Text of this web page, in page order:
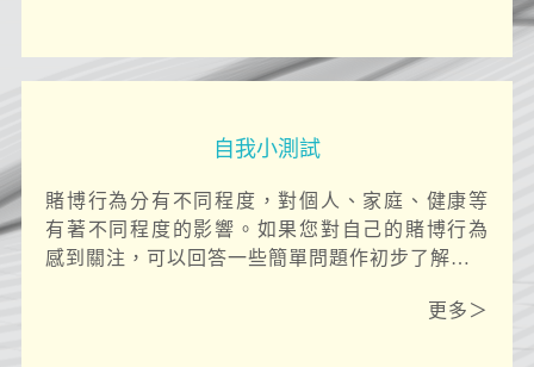
自我小測試
賭博行為分有不同程度，對個人、家庭、健康等
有著不同程度的影響。如果您對自己的賭博行為
感到關注，可以回答一些簡單問題作初步了解…
更多＞